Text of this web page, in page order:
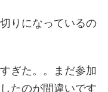
りになっているの
ぎた。。まだ参加
たのが間違いです